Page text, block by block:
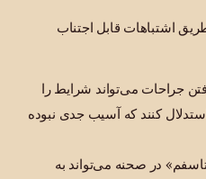
اشتباهات قابل اجتناب
جراحات می‌تواند شرایط را
کنند که آسیب جدی نبوده
در صحنه می‌تواند به